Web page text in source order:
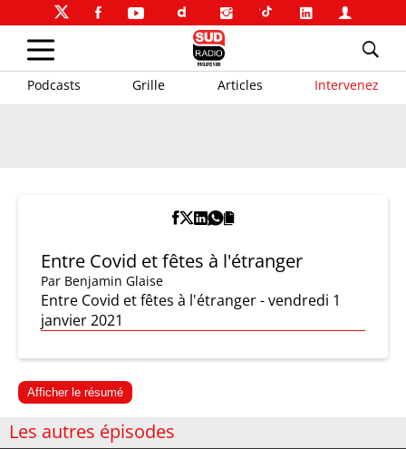
Podcasts Grille Articles Intervenez
Entre Covid et fêtes à l'étranger
Par Benjamin Glaise
Entre Covid et fêtes à l'étranger - vendredi 1
janvier 2021
Afficher le résumé
Les autres épisodes